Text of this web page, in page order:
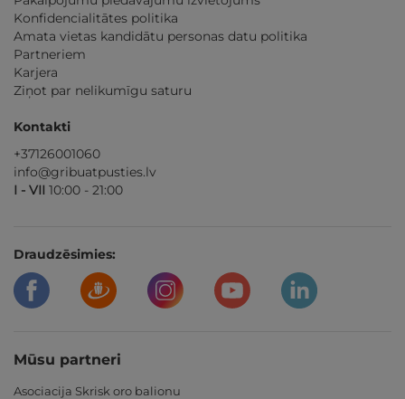
Konfidencialitātes politika
Amata vietas kandidātu personas datu politika
Partneriem
Karjera
Ziņot par nelikumīgu saturu
Kontakti
+37126001060
info@gribuatpusties.lv
I - VII 10:00 - 21:00
Draudzēsimies:
Mūsu partneri
Asociacija Skrisk oro balionu